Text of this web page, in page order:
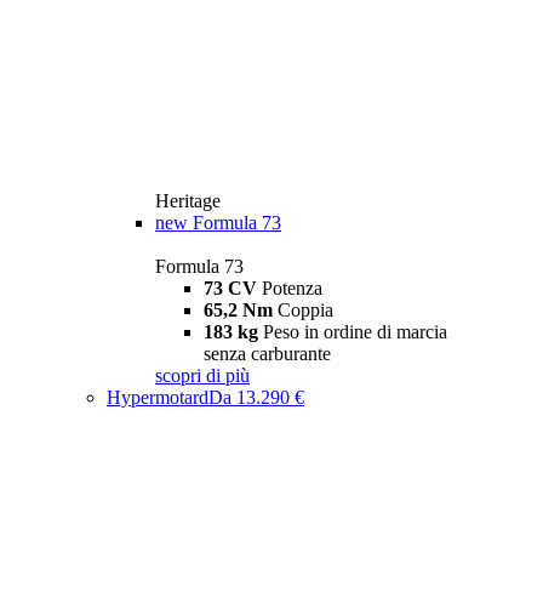
Heritage
new Formula 73
Formula 73
73 CV Potenza
65,2 Nm Coppia
183 kg Peso in ordine di marcia
senza carburante
scopri di più
HypermotardDa 13.290 €